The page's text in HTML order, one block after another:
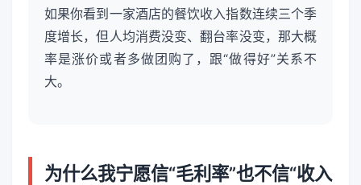
如果你看到一家酒店的餐饮收入指数连续三个季
度增长，但人均消费没变、翻台率没变，那大概
率是涨价或者多做团购了，跟“做得好”关系不
大。
为什么我宁愿信“毛利率”也不信“收入